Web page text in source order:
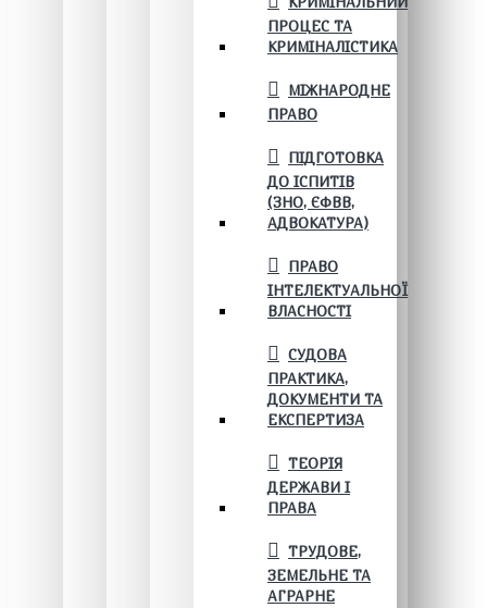
ПРОЦЕС ТА
КРИМІНАЛІСТИКА
МІЖНАРОДНЕ
ПРАВО
ПІДГОТОВКА
ДО ІСПИТІВ
(ЗНО, ЄФВВ,
АДВОКАТУРА)
ПРАВО
ІНТЕЛЕКТУАЛЬНОЇ
ВЛАСНОСТІ
СУДОВА
ПРАКТИКА,
ДОКУМЕНТИ ТА
ЕКСПЕРТИЗА
ТЕОРІЯ
ДЕРЖАВИ І
ПРАВА
ТРУДОВЕ,
ЗЕМЕЛЬНЕ ТА
АГРАРНЕ